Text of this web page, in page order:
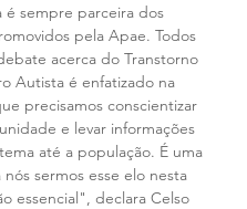
é sempre parceira dos
pela Apae. Todos
acerca do Transtorno
Autista é enfatizado na
precisamos conscientizar
e levar informações
até a população. É uma
nós sermos esse elo nesta
essencial", declara Celso